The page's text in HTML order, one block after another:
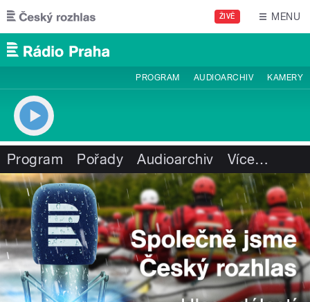
Přejít k hlavnímu obsahu
ŽIVĚ MENU
PROGRAM AUDIOARCHIV KAMERY
Program Pořady Audioarchiv Více…